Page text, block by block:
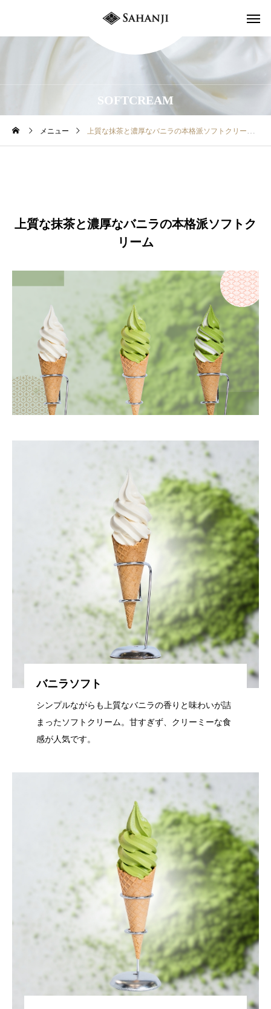
SOFTCREAM
メニュー 上質な抹茶と濃厚なバニラの本格派ソフトクリーム
上質な抹茶と濃厚なバニラの本格派ソフトク
リーム
バニラソフト
シンプルながらも上質なバニラの香りと味わいが詰
まったソフトクリーム。甘すぎず、クリーミーな食
感が人気です。